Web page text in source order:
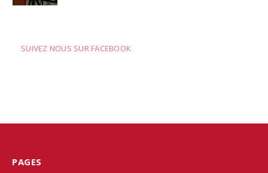
SUIVEZ NOUS SUR FACEBOOK
PAGES